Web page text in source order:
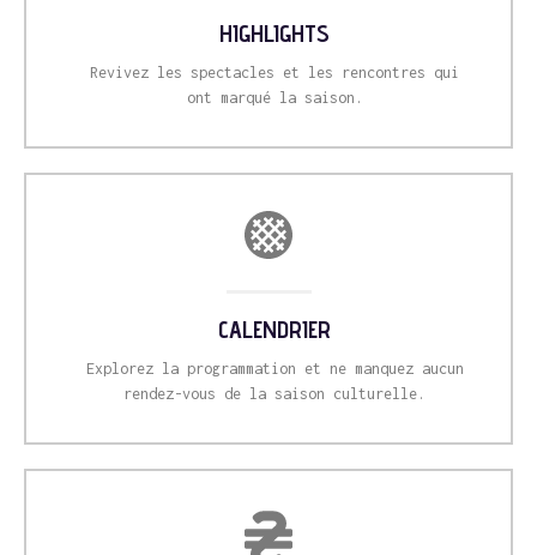
HIGHLIGHTS
Revivez les spectacles et les rencontres qui
ont marqué la saison.
CALENDRIER
Explorez la programmation et ne manquez aucun
rendez-vous de la saison culturelle.